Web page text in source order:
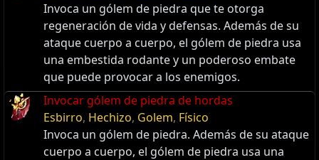
Invoca un gólem de piedra que te otorga
regeneración de vida y defensas. Además de su
ataque cuerpo a cuerpo, el gólem de piedra usa
una embestida rodante y un poderoso embate
que puede provocar a los enemigos.
Invocar gólem de piedra de hordas
Esbirro, Hechizo, Golem, Físico
Invoca un gólem de piedra. Además de su ataque
cuerpo a cuerpo, el gólem de piedra usa una